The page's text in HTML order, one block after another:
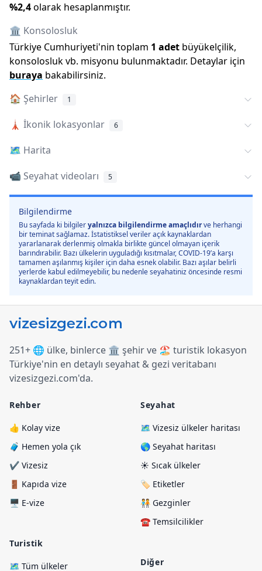
%2,4olarak hesaplanmıştır.
🏛️ Konsolosluk
Türkiye Cumhuriyeti'nin toplam 1 adet büyükelçilik,
konsolosluk vb. misyonu bulunmaktadır. Detaylar için
buraya bakabilirsiniz.
🏠 Şehirler 1
🗼 İkonik lokasyonlar 6
🗺️ Harita
📹 Seyahat videoları
5
Bilgilendirme
Bu sayfada ki bilgileryalnızca bilgilendirme amaçlıdırve herhangi
bir teminat sağlamaz. İstatistiksel veriler açık kaynaklardan
yararlanarak derlenmiş olmakla birlikte güncel olmayan içerik
barındırabilir. Bazı ülkelerin uyguladığı kısıtmalar, COVID-19’a karşı
tamamen aşılanmış kişiler için daha esnek olabilir. Bazı aşılar belirli
yerlerde kabul edilmeyebilir, bu nedenle seyahatiniz öncesinde resmi
kaynaklardan teyit edin.
251+ 🌐 ülke, binlerce 🏛️ şehir ve 🏖️ turistik lokasyon
Türkiye'nin en detaylı seyahat & gezi veritabanı
vizesizgezi.com'da.
Rehber
👍 Kolay vize
🧳 Hemen yola çık
✔️ Vizesiz
🚪 Kapıda vize
🖥️ E-vize
Turistik
🗺️ Tüm ülkeler
Seyahat
🗺️ Vizesiz ülkeler haritası
🌎 Seyahat haritası
☀️ Sıcak ülkeler
🏷️ Etiketler
🧑‍🤝‍🧑 Gezginler
☎️ Temsilcilikler
Diğer